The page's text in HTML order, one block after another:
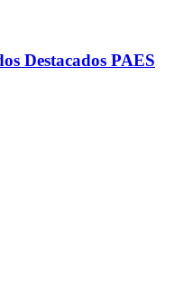
Destacados PAES